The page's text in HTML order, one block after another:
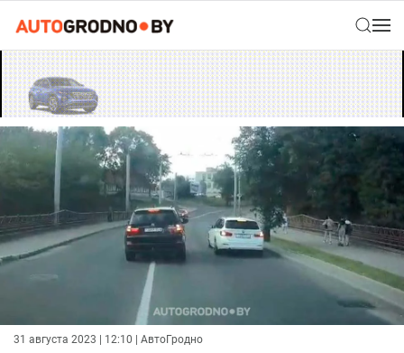
31 августа 2023 | 12:10 | АвтоГродно